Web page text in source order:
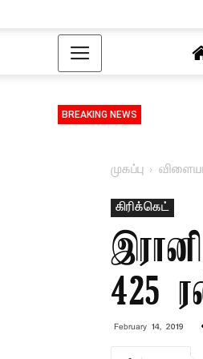
BREAKING NEWS
முகப்பு
கிரிக்கெட்
425
February 14, 2019